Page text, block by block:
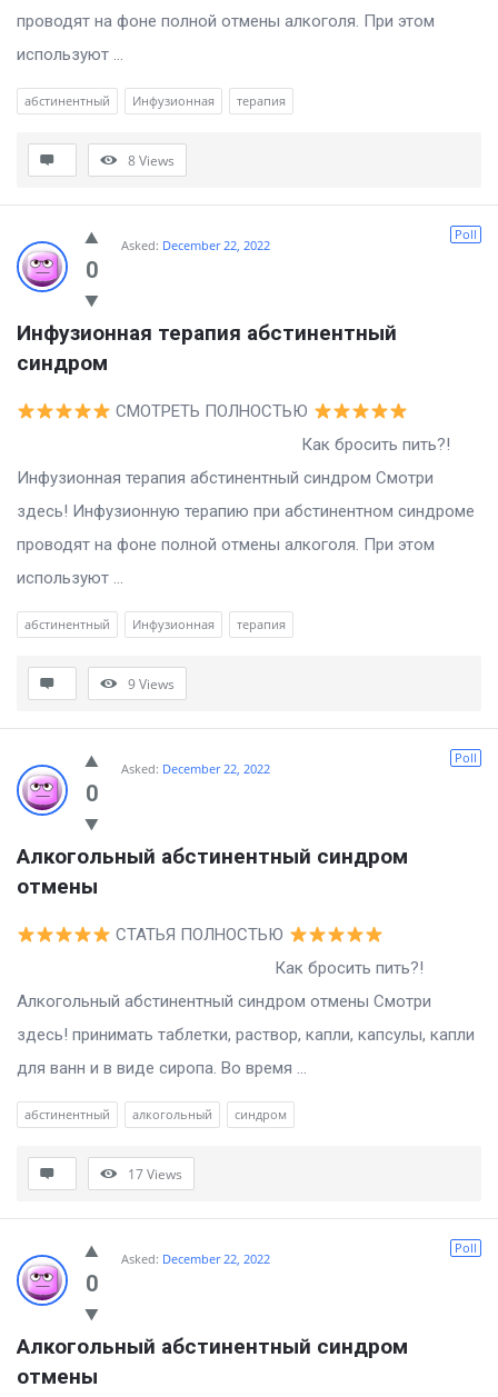
проводят на фоне полной отмены алкоголя. При этом
используют ...
абстинентный Инфузионная терапия
8Views
0
Poll
Asked: December 22, 2022
Инфузионная терапия абстинентный
синдром
СМОТРЕТЬ ПОЛНОСТЬЮ
Как бросить пить?!
Инфузионная терапия абстинентный синдром Смотри
здесь! Инфузионную терапию при абстинентном синдроме
проводят на фоне полной отмены алкоголя. При этом
используют ...
абстинентный Инфузионная терапия
9Views
0
Poll
Asked: December 22, 2022
Алкогольный абстинентный синдром
отмены
СТАТЬЯ ПОЛНОСТЬЮ
Как бросить пить?!
Алкогольный абстинентный синдром отмены Смотри
здесь! принимать таблетки, раствор, капли, капсулы, капли
для ванн и в виде сиропа. Во время ...
абстинентный алкогольный синдром
17Views
0
Poll
Asked: December 22, 2022
Алкогольный абстинентный синдром
отмены